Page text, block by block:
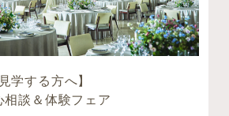
学する方へ】
相談＆体験フェア